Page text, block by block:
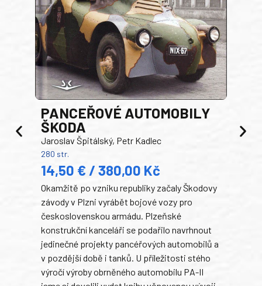
PANCEŘOVÉ AUTOMOBILY
ŠKODA
Jaroslav Špitálský, Petr Kadlec
280 str.
14,50 € / 380,00 Kč
Okamžitě po vzniku republiky začaly Škodovy
závody v Plzni vyrábět bojové vozy pro
československou armádu. Plzeňské
konstrukční kanceláři se podařilo navrhnout
jedinečné projekty pancéřových automobilů a
v pozdější době i tanků. U příležitosti stého
výročí výroby obrněného automobilu PA-II